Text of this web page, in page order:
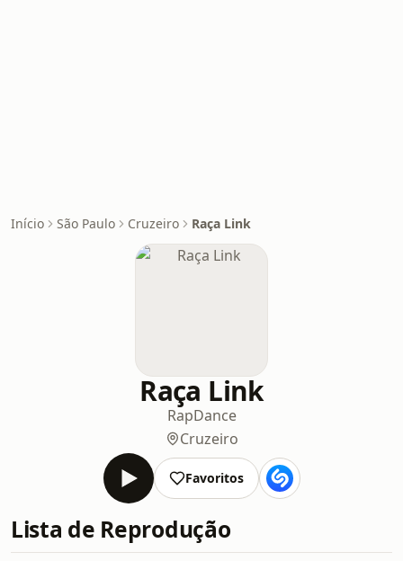
Início São Paulo Cruzeiro Raça Link
Raça Link
RapDance
Cruzeiro
Favoritos
Lista de Reprodução